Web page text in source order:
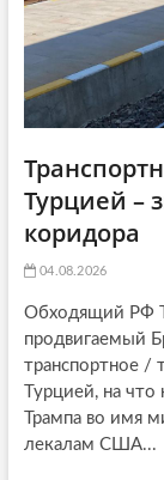
Турцией –
коридора
04.08.2026
Обходящий РФ
продвигаемый
транспортное /
Турцией, на
Трампа во имя
лекалам США...